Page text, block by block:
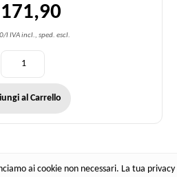
l IVA incl., sped. escl.
al Carrello
ai cookie non necessari. La tua privacy